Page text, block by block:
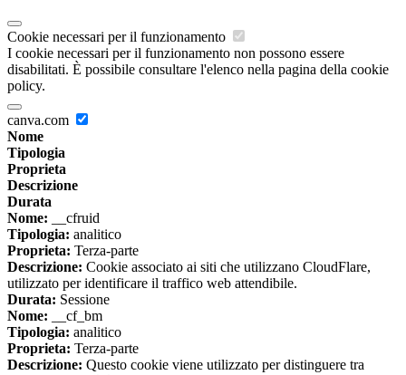
Cookie necessari per il funzionamento
I cookie necessari per il funzionamento non possono essere
disabilitati. È possibile consultare l'elenco nella pagina della cookie
policy.
canva.com
Nome
Tipologia
Proprieta
Descrizione
Durata
Nome: __cfruid
Tipologia: analitico
Proprieta: Terza-parte
Descrizione: Cookie associato ai siti che utilizzano CloudFlare,
utilizzato per identificare il traffico web attendibile.
Durata: Sessione
Nome: __cf_bm
Tipologia: analitico
Proprieta: Terza-parte
Descrizione: Questo cookie viene utilizzato per distinguere tra